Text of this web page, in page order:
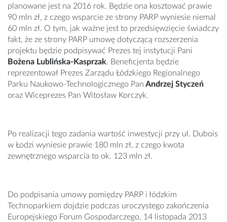
planowane jest na 2016 rok. Będzie ona kosztować prawie
90 mln zł, z czego wsparcie ze strony PARP wyniesie niemal
60 mln zł. O tym, jak ważne jest to przedsięwzięcie świadczy
fakt, że ze strony PARP umowę dotyczącą rozszerzenia
projektu będzie podpisywać Prezes tej instytucji Pani
Bożena Lublińska-Kasprzak. Beneficjenta będzie
reprezentował Prezes Zarządu Łódzkiego Regionalnego
Parku Naukowo-Technologicznego Pan Andrzej Styczeń
oraz Wiceprezes Pan Witosław Korczyk.
Po realizacji tego zadania wartość inwestycji przy ul. Dubois
w Łodzi wyniesie prawie 180 mln zł, z czego kwota
zewnętrznego wsparcia to ok. 123 mln zł.
Do podpisania umowy pomiędzy PARP i łódzkim
Technoparkiem dojdzie podczas uroczystego zakończenia
Europejskiego Forum Gospodarczego, 14 listopada 2013